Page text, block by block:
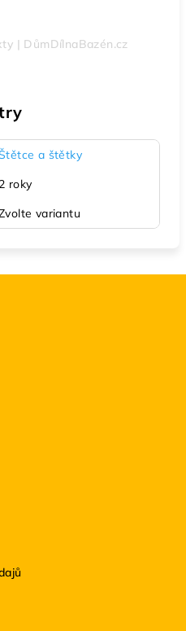
| DůmDílnaBazén.cz
a štětky
2 roky
variantu